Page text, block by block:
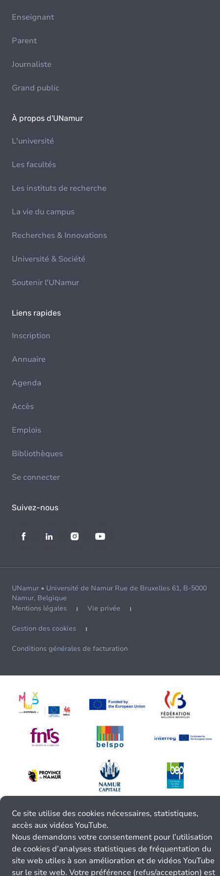
Enseignant
Parent
Journaliste
Grand public
À propos d'UNamur
L'université
Les facultés
Les instituts de recherche
La vie du campus
Recherches & Innovations
Université & Société
Soutenir l'UNamur
Liens rapides
Inscription
Annuaire
Agenda
Accès
Emplois
Bibliothèques
Se connecter
Suivez-nous
UNamur • Université de Namur Rue de Bruxelles 61, B-5000
Namur, Belgique
Mentions légales
Vie privée
Gestion des cookies
Conditions générales de facturation
Ce site utilise des cookies nécessaires, statistiques,
accès aux vidéos YouTube.
Nous demandons votre consentement pour l’utilisation
de cookies d’analyses statistiques de fréquentation du
site web utiles à son amélioration et de vidéos YouTube
sur le site web. Votre préférence (refus/acceptation) est